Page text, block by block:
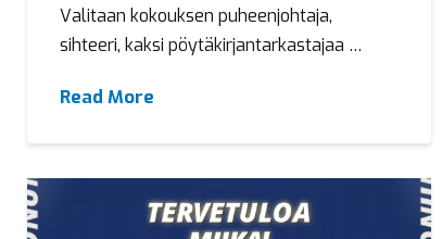
Valitaan kokouksen puheenjohtaja,
sihteeri, kaksi pöytäkirjantarkastajaa …
Read More